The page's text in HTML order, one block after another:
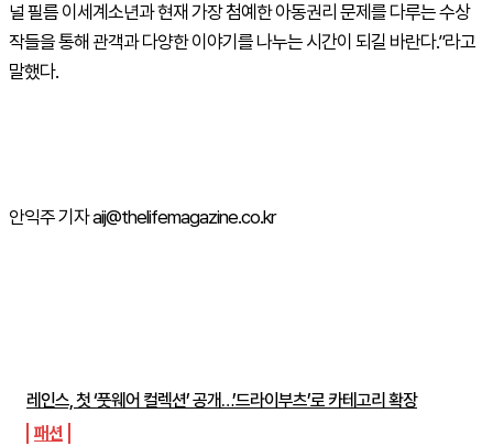
레인스, 첫 ‘풋웨어 컬렉션’ 공개…’드라이부츠’로 카테고리 확장
패션
널 필름 이세계소년과 현재 가장 첨예한 아동권리 문제를 다루는 수상
작들을 통해 관객과 다양한 이야기를 나누는 시간이 되길 바란다.”라고
말했다.
안익주 기자 aij@thelifemagazine.co.kr